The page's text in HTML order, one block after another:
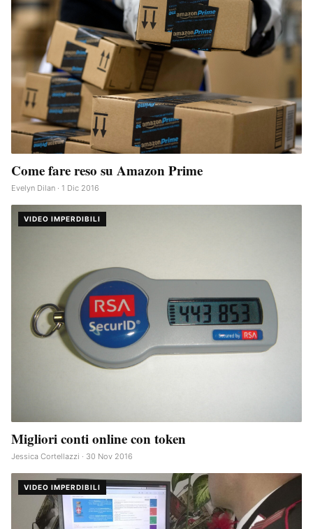
Come fare reso su Amazon Prime
Evelyn Dilan · 1 Dic 2016
VIDEO IMPERDIBILI
Migliori conti online con token
Jessica Cortellazzi · 30 Nov 2016
VIDEO IMPERDIBILI